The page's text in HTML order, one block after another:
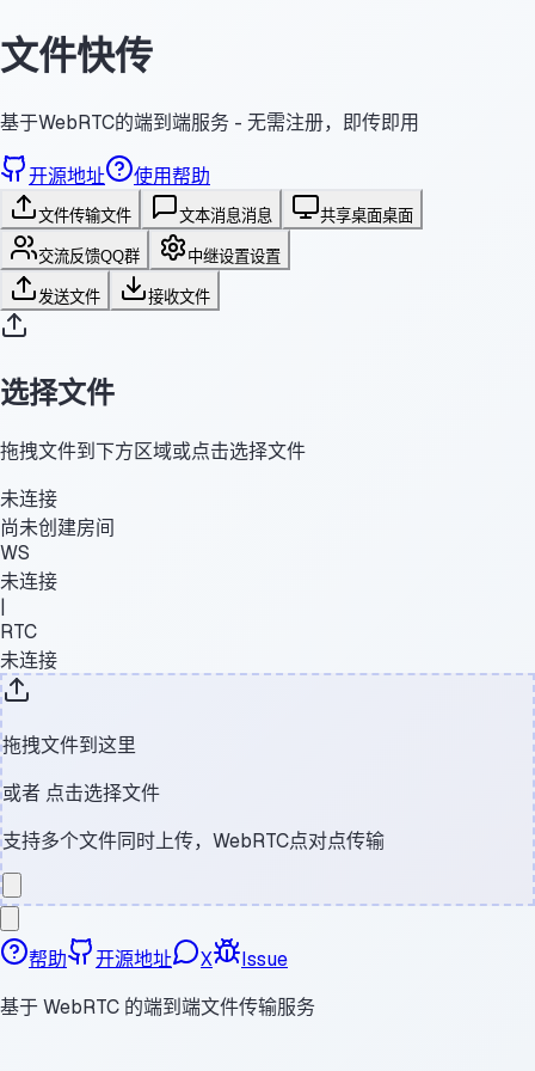
文件快传
基于WebRTC的端到端服务 - 无需注册，即传即用
开源地址 使用帮助
文件传输文件 文本消息消息 共享桌面桌面
交流反馈QQ群 中继设置设置
发送文件 接收文件
选择文件
拖拽文件到下方区域或点击选择文件
未连接
尚未创建房间
WS
未连接
|
RTC
未连接
拖拽文件到这里
或者 点击选择文件
支持多个文件同时上传，WebRTC点对点传输
帮助 开源地址 X
Issue
基于 WebRTC 的端到端文件传输服务